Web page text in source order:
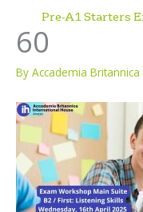
Pre-A1 Starters
60
By Accademia Britannica